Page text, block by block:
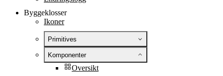
Byggeklosser
Ikoner
Primitives
Komponenter
Oversikt